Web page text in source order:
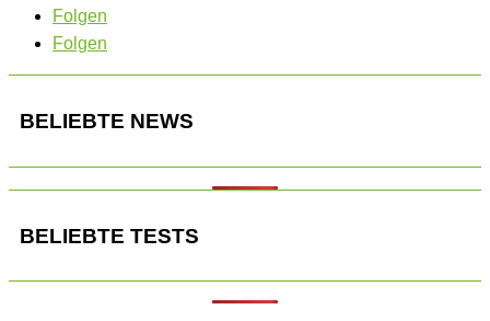
Folgen
Folgen
BELIEBTE NEWS
BELIEBTE TESTS